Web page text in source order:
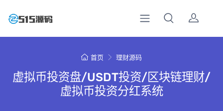
首页 理财源码
虚拟币投资盘/USDT投资/区块链理财/
虚拟币投资分红系统